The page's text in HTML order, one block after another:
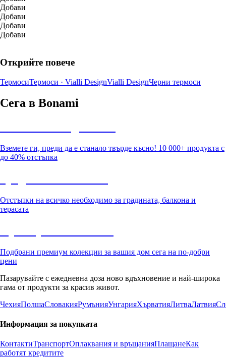
Добави
Добави
Добави
Добави
Открийте повече
ТермосиТермоси · Vialli DesignVialli DesignЧерни термоси
Сега в Bonami
Вземете ги, преди да е станало твърде късно! 10 000+ продукта с
до 40% отстъпка
Отстъпки на всичко необходимо за градината, балкона и
терасата
Подбрани премиум колекции за вашия дом сега на по-добри
цени
Пазарувайте с ежедневна доза ново вдъхновение и най-широка
гама от продукти за красив живот.
ЧехияПолшаСловакияРумънияУнгарияХърватияЛитваЛатвия
Информация за покупката
КонтактиТранспортОплаквания и връщанияПлащанеКак
работят кредитите